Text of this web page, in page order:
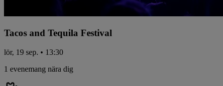
Tacos and Tequila Festival
lör, 19 sep. • 13:30
1 evenemang nära dig